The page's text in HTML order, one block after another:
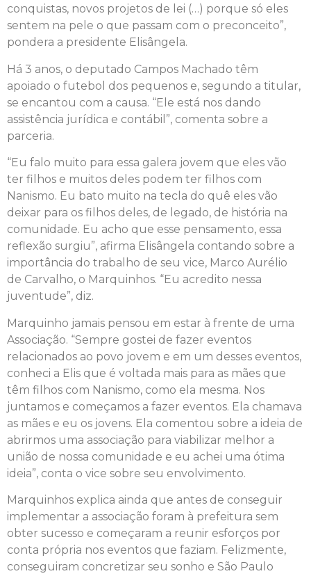
conquistas, novos projetos de lei (…) porque só eles
sentem na pele o que passam com o preconceito”,
pondera a presidente Elisângela.
Há 3 anos, o deputado Campos Machado têm
apoiado o futebol dos pequenos e, segundo a titular,
se encantou com a causa. “Ele está nos dando
assistência jurídica e contábil”, comenta sobre a
parceria.
“Eu falo muito para essa galera jovem que eles vão
ter filhos e muitos deles podem ter filhos com
Nanismo. Eu bato muito na tecla do quê eles vão
deixar para os filhos deles, de legado, de história na
comunidade. Eu acho que esse pensamento, essa
reflexão surgiu”, afirma Elisângela contando sobre a
importância do trabalho de seu vice, Marco Aurélio
de Carvalho, o Marquinhos. “Eu acredito nessa
juventude”, diz.
Marquinho jamais pensou em estar à frente de uma
Associação. “Sempre gostei de fazer eventos
relacionados ao povo jovem e em um desses eventos,
conheci a Elis que é voltada mais para as mães que
têm filhos com Nanismo, como ela mesma. Nos
juntamos e começamos a fazer eventos. Ela chamava
as mães e eu os jovens. Ela comentou sobre a ideia de
abrirmos uma associação para viabilizar melhor a
união de nossa comunidade e eu achei uma ótima
ideia”, conta o vice sobre seu envolvimento.
Marquinhos explica ainda que antes de conseguir
implementar a associação foram à prefeitura sem
obter sucesso e começaram a reunir esforços por
conta própria nos eventos que faziam. Felizmente,
conseguiram concretizar seu sonho e São Paulo